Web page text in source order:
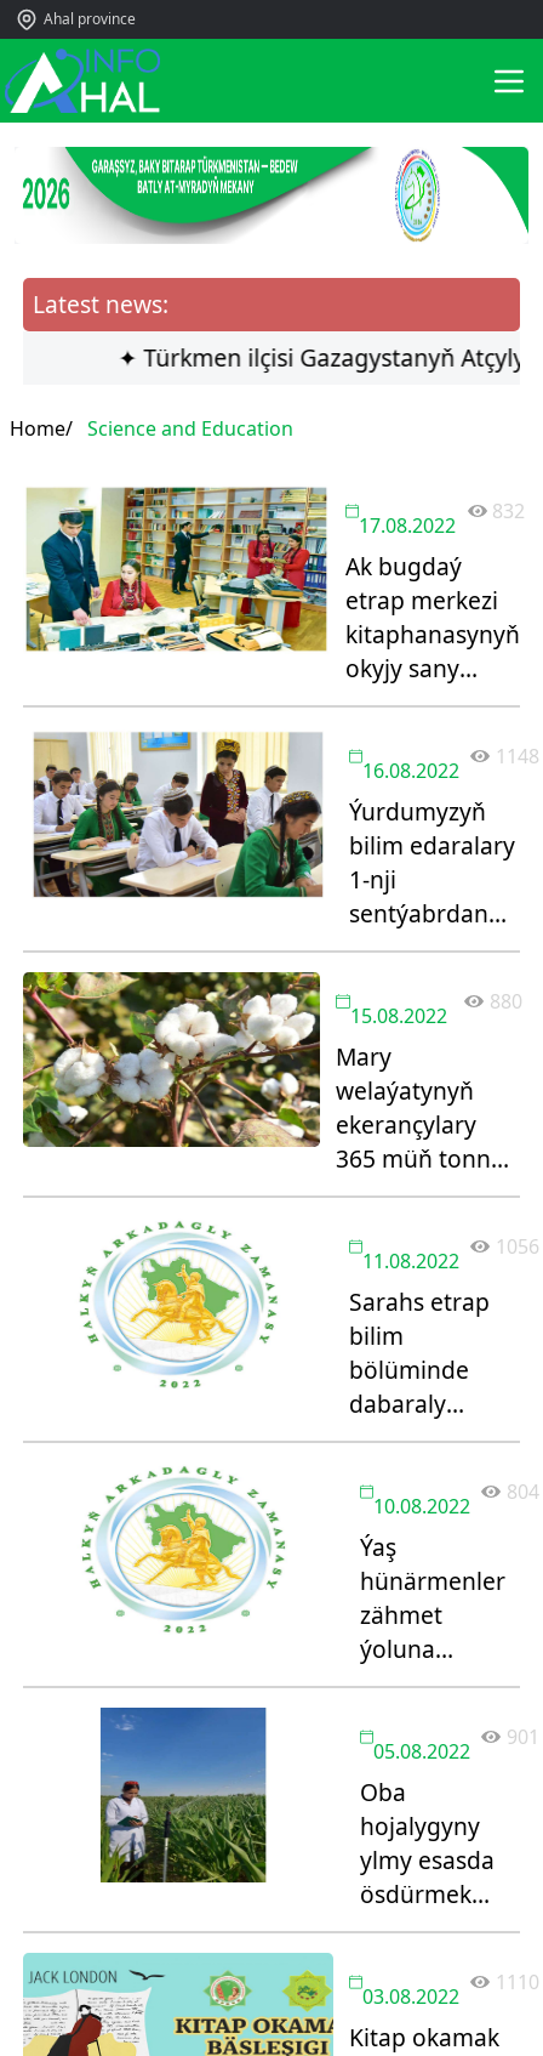
Ahal province
Latest news:
✦ Türkmen ilçisi Gazagystanyň Atçylyk
Home/ Science and Education
17.08.2022
832
Ak bugdaý
etrap merkezi
kitaphanasynyň
okyjy sany
3878-e ýetdi
16.08.2022
1148
Ýurdumyzyň
bilim edaralary
1-nji
sentýabrdan
adaty tertipde
15.08.2022
880
Mary
welaýatynyň
ekerançylary
365 müň tonna
«ak altyn»
meýilleşdirýärler
11.08.2022
1056
Sarahs etrap
bilim
bölüminde
dabaraly
duşuşyk
10.08.2022
804
Ýaş
hünärmenler
zähmet
ýoluna
başlaýarlar
05.08.2022
901
Oba
hojalygyny
ylmy esasda
ösdürmek
möhüm
03.08.2022
1110
Kitap okamak